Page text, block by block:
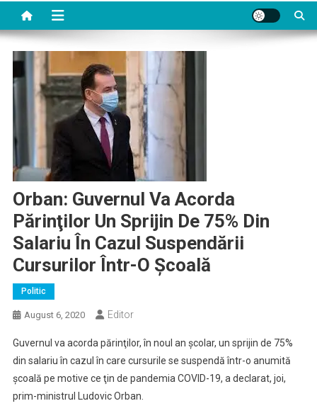
Orban: Guvernul Va Acorda
Părinţilor Un Sprijin De 75% Din
Salariu În Cazul Suspendării
Cursurilor Într-O Şcoală
Politic
August 6, 2020 Editor
Guvernul va acorda părinţilor, în noul an şcolar, un sprijin de 75%
din salariu în cazul în care cursurile se suspendă într-o anumită
şcoală pe motive ce ţin de pandemia COVID-19, a declarat, joi,
prim-ministrul Ludovic Orban.